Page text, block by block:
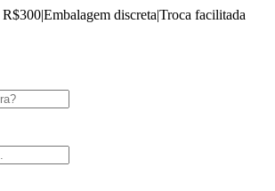
R$300|Embalagem discreta|Troca facilitada